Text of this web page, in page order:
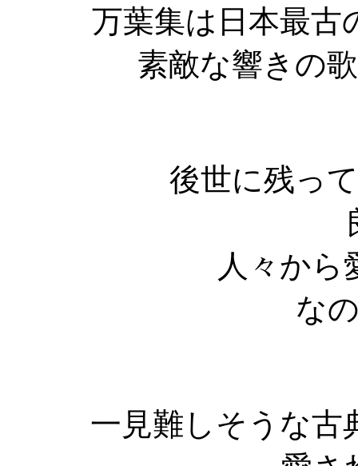
万葉集は日本最古
素敵な響きの
後世に残っ
人々から
な
一見難しそうな古